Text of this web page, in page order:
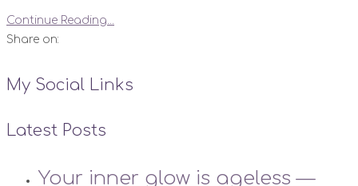
Continue Reading...
Share on:
My Social Links
Latest Posts
Your inner glow is ageless —